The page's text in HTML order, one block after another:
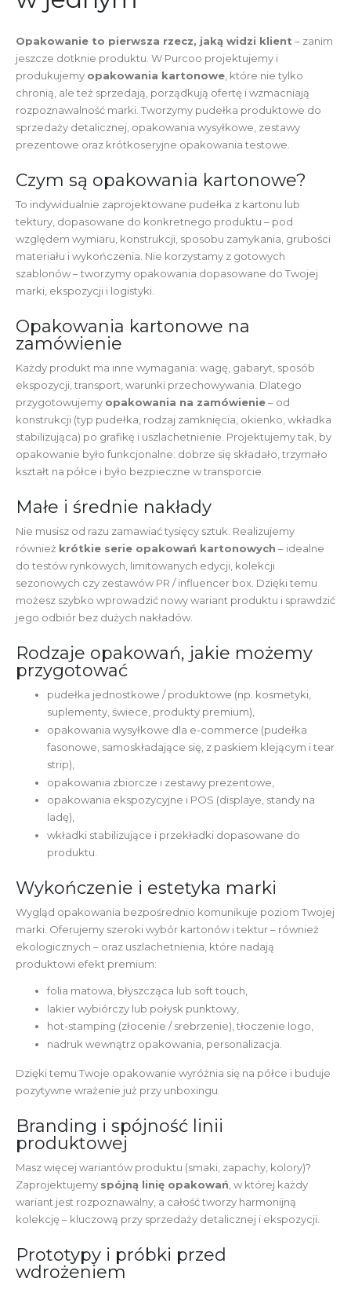
Opakowanie to pierwsza rzecz, jaką widzi klient – zanim
jeszcze dotknie produktu. W Purcoo projektujemy i
produkujemy opakowania kartonowe , które nie tylko
chronią, ale też sprzedają, porządkują ofertę i wzmacniają
rozpoznawalność marki. Tworzymy pudełka produktowe do
sprzedaży detalicznej, opakowania wysyłkowe, zestawy
prezentowe oraz krótkoseryjne opakowania testowe.
Czym są opakowania kartonowe?
To indywidualnie zaprojektowane pudełka z kartonu lub
tektury, dopasowane do konkretnego produktu – pod
względem wymiaru, konstrukcji, sposobu zamykania, grubości
materiału i wykończenia. Nie korzystamy z gotowych
szablonów – tworzymy opakowania dopasowane do Twojej
marki, ekspozycji i logistyki.
Opakowania kartonowe na
zamówienie
Każdy produkt ma inne wymagania: wagę, gabaryt, sposób
ekspozycji, transport, warunki przechowywania. Dlatego
przygotowujemy opakowania na zamówienie– od
konstrukcji (typ pudełka, rodzaj zamknięcia, okienko, wkładka
stabilizująca) po grafikę i uszlachetnienie. Projektujemy tak, by
opakowanie było funkcjonalne: dobrze się składało, trzymało
kształt na półce i było bezpieczne w transporcie.
Małe i średnie nakłady
Nie musisz od razu zamawiać tysięcy sztuk. Realizujemy
również krótkie serie opakowań kartonowych – idealne
do testów rynkowych, limitowanych edycji, kolekcji
sezonowych czy zestawów PR / influencer box. Dzięki temu
możesz szybko wprowadzić nowy wariant produktu i sprawdzić
jego odbiór bez dużych nakładów.
Rodzaje opakowań, jakie możemy
przygotować
pudełka jednostkowe / produktowe (np. kosmetyki,
suplementy, świece, produkty premium),
opakowania wysyłkowe dla e-commerce (pudełka
fasonowe, samoskładające się, z paskiem klejącym i tear
strip),
opakowania zbiorcze i zestawy prezentowe,
opakowania ekspozycyjne i POS (displaye, standy na
ladę),
wkładki stabilizujące i przekładki dopasowane do
produktu.
Wykończenie i estetyka marki
Wygląd opakowania bezpośrednio komunikuje poziom Twojej
marki. Oferujemy szeroki wybór kartonów i tektur – również
ekologicznych – oraz uszlachetnienia, które nadają
produktowi efekt premium:
folia matowa, błyszcząca lub soft touch,
lakier wybiórczy lub połysk punktowy,
hot-stamping (złocenie / srebrzenie), tłoczenie logo,
nadruk wewnątrz opakowania, personalizacja.
Dzięki temu Twoje opakowanie wyróżnia się na półce i buduje
pozytywne wrażenie już przy unboxingu.
Branding i spójność linii
produktowej
Masz więcej wariantów produktu (smaki, zapachy, kolory)?
Zaprojektujemy spójną linię opakowań, w której każdy
wariant jest rozpoznawalny, a całość tworzy harmonijną
kolekcję – kluczową przy sprzedaży detalicznej i ekspozycji.
Prototypy i próbki przed
wdrożeniem